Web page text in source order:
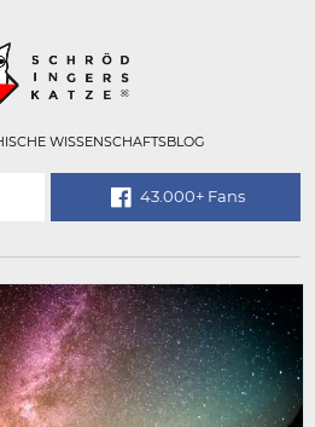
WISSENSCHAFTSBLOG
43.000+ Fans